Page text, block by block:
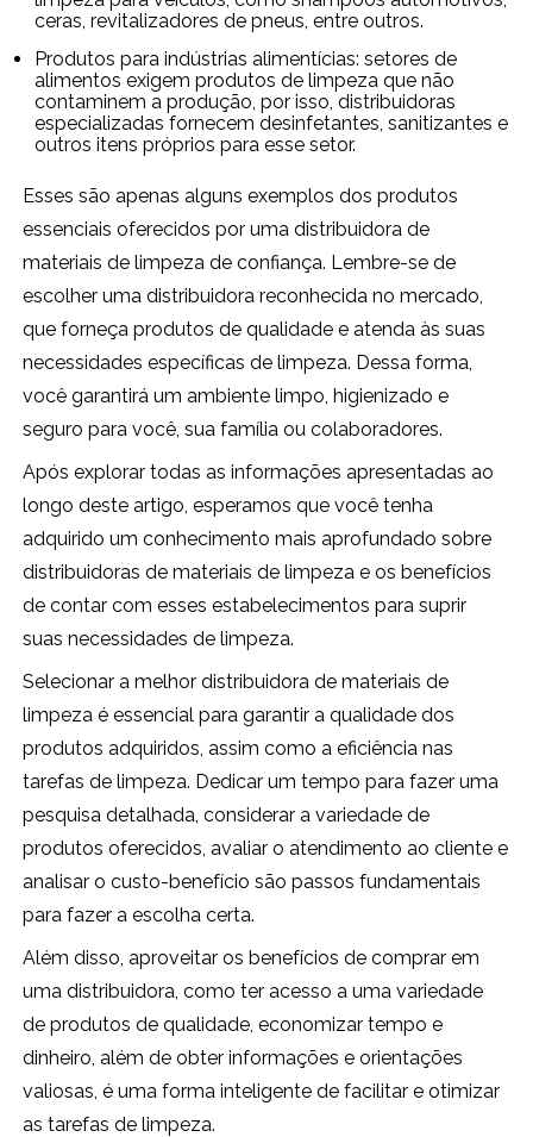
ceras, revitalizadores de pneus, entre outros.
Produtos para indústrias alimentícias: setores de
alimentos exigem produtos de limpeza que não
contaminem a produção, por isso, distribuidoras
especializadas fornecem desinfetantes, sanitizantes e
outros itens próprios para esse setor.
Esses são apenas alguns exemplos dos produtos
essenciais oferecidos por uma distribuidora de
materiais de limpeza de confiança. Lembre-se de
escolher uma distribuidora reconhecida no mercado,
que forneça produtos de qualidade e atenda às suas
necessidades específicas de limpeza. Dessa forma,
você garantirá um ambiente limpo, higienizado e
seguro para você, sua família ou colaboradores.
Após explorar todas as informações apresentadas ao
longo deste artigo, esperamos que você tenha
adquirido um conhecimento mais aprofundado sobre
distribuidoras de materiais de limpeza e os benefícios
de contar com esses estabelecimentos para suprir
suas necessidades de limpeza.
Selecionar a melhor distribuidora de materiais de
limpeza é essencial para garantir a qualidade dos
produtos adquiridos, assim como a eficiência nas
tarefas de limpeza. Dedicar um tempo para fazer uma
pesquisa detalhada, considerar a variedade de
produtos oferecidos, avaliar o atendimento ao cliente e
analisar o custo-benefício são passos fundamentais
para fazer a escolha certa.
Além disso, aproveitar os benefícios de comprar em
uma distribuidora, como ter acesso a uma variedade
de produtos de qualidade, economizar tempo e
dinheiro, além de obter informações e orientações
valiosas, é uma forma inteligente de facilitar e otimizar
as tarefas de limpeza.